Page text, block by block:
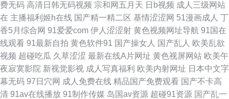
频免费 五月激情网站 av瑟瑟 护士AV采精AV 色五月丁香综合网 91视频官网
社区 国产精品女人乱轮 日韩不卡五区 91福利射视频 传媒91啪啪 久久婷婷婷
色色国产传媒 91色狼 韩国久久精品视频 日韩卡一 91蜜臀在线观看 精品久久
不卡 午夜视频导航 www五月激情 九一黄站福利导航 日韩熟女另类视频 91
费无码 高清日韩无码视频 宗和网五月天 日b视频 成人三级网站
在 主播福利姬h在线 国产精一精二区 基情涩涩网 51漫画成人 丁
香5月综合网 91爱爱com 伊人涩涩射 黄色视频网址导航 91国在
线观看 91最新自拍 黄色软件91 国产操女人 国产乱人 欧美乱欲
视频 超碰吃瓜 久草涩涩 最新在线A片网址 黄色视屏网站 欧美午
夜寂寞影院 新视觉影视 成人写真福利 欧美内射网址 日本中文字
幕无码 97日穴网 成人免费在线 精品国产免费观看 国产不卡高
清 91av在线播放 91制作传媒 岛国av资源 超碰91资源 国产乱一